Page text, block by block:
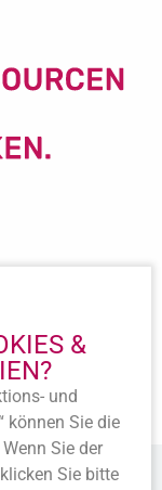
&
und
können Sie die
Sie der
Sie bitte